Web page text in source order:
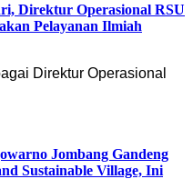
Direktur Operasional RSU
Pelayanan Ilmiah
Direktur Operasional
Jombang Gandeng
Sustainable Village, Ini